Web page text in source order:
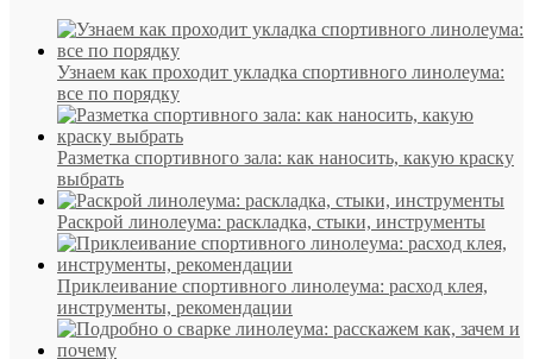
Узнаем как проходит укладка спортивного линолеума:
все по порядку
Разметка спортивного зала: как наносить, какую краску
выбрать
Раскрой линолеума: раскладка, стыки, инструменты
Приклеивание спортивного линолеума: расход клея,
инструменты, рекомендации